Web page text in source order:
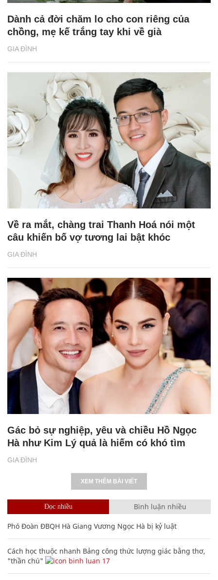
GIA ĐÌNH
Dành cả đời chăm lo cho con riêng của
chồng, mẹ kế trắng tay khi về già
GIA ĐÌNH
Về ra mắt, chàng trai Thanh Hoá nói một
câu khiến bố vợ tương lai bật khóc
GIA ĐÌNH
Gác bỏ sự nghiệp, yêu và chiều Hồ Ngọc
Hà như Kim Lý quả là hiếm có khó tìm
XEM THÊM BÀI VIẾT
Đọc nhiều Bình luận nhiều
Phó Đoàn ĐBQH Hà Giang Vương Ngọc Hà bị kỷ luật
Cách học thuộc nhanh Bảng công thức lượng giác bằng thơ,
"thần chú"
17